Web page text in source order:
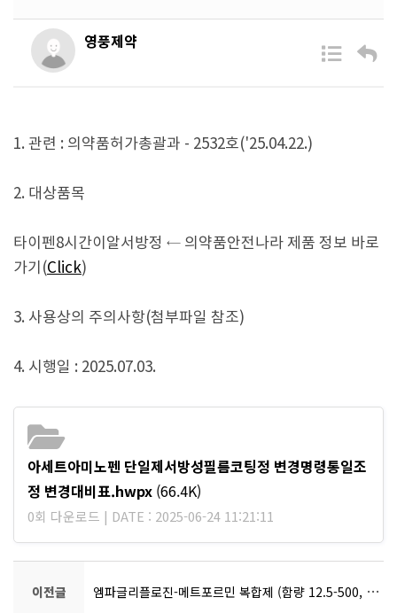
영풍제약
1. 관련 : 의약품허가총괄과 - 2532호('25.04.22.)
2. 대상품목
타이펜8시간이알서방정 ← 의약품안전나라 제품 정보 바로
가기(Click)
3. 사용상의 주의사항(첨부파일 참조)
4. 시행일 : 2025.07.03.
아세트아미노펜 단일제서방성필름코팅정 변경명령통일조
정 변경대비표.hwpx (66.4K)
0회 다운로드 | DATE : 2025-06-24 11:21:11
이전글 엠파글리플로진-메트포르민 복합제 (함량 12.5-500, 12.5-850, 12.5-1000, 5-500, 5-850, 5-1000 mg) 허가사항 변경명령